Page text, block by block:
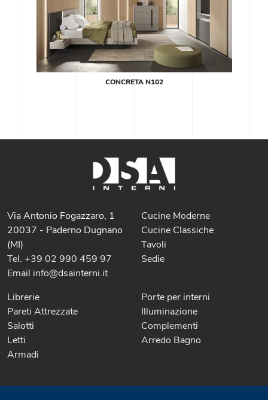
CONCRETA N102
Via Antonio Fogazzaro, 1
20037 - Paderno Dugnano
(MI)
Tel. +39 02 990 459 97
Email info@dsainterni.it
Cucine Moderne
Cucine Classiche
Tavoli
Sedie
Librerie
Pareti Attrezzate
Salotti
Letti
Armadi
Porte per interni
Illuminazione
Complementi
Arredo Bagno